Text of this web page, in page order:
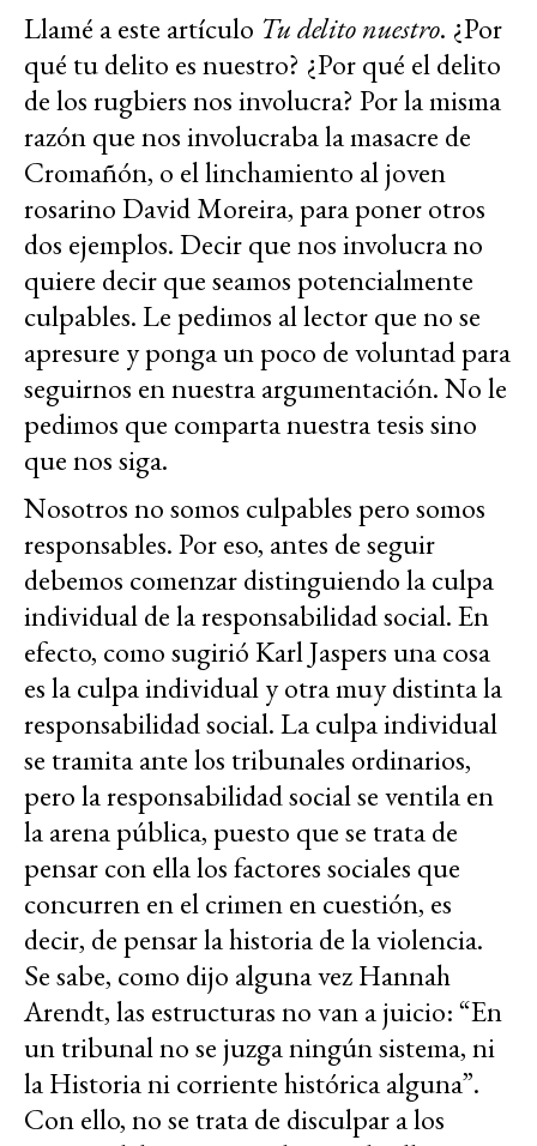
Llamé a este artículo Tu delito nuestro. ¿Por
qué tu delito es nuestro? ¿Por qué el delito
de los rugbiers nos involucra? Por la misma
razón que nos involucraba la masacre de
Cromañón, o el linchamiento al joven
rosarino David Moreira, para poner otros
dos ejemplos. Decir que nos involucra no
quiere decir que seamos potencialmente
culpables. Le pedimos al lector que no se
apresure y ponga un poco de voluntad para
seguirnos en nuestra argumentación. No le
pedimos que comparta nuestra tesis sino
que nos siga.
Nosotros no somos culpables pero somos
responsables. Por eso, antes de seguir
debemos comenzar distinguiendo la culpa
individual de la responsabilidad social. En
efecto, como sugirió Karl Jaspers una cosa
es la culpa individual y otra muy distinta la
responsabilidad social. La culpa individual
se tramita ante los tribunales ordinarios,
pero la responsabilidad social se ventila en
la arena pública, puesto que se trata de
pensar con ella los factores sociales que
concurren en el crimen en cuestión, es
decir, de pensar la historia de la violencia.
Se sabe, como dijo alguna vez Hannah
Arendt, las estructuras no van a juicio: “En
un tribunal no se juzga ningún sistema, ni
la Historia ni corriente histórica alguna”.
Con ello, no se trata de disculpar a los